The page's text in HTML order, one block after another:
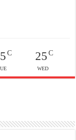
C 25C
WED